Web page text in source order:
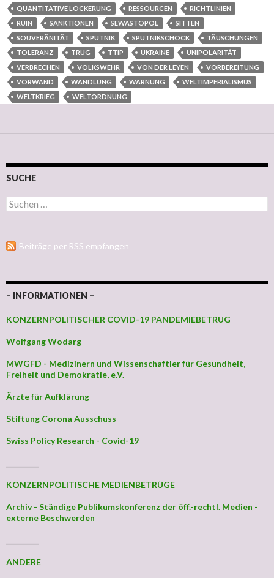
QUANTITATIVE LOCKERUNG
RESSOURCEN
RICHTLINIEN
RUIN
SANKTIONEN SEWASTOPOL
SITTEN
SOUVERÄNITÄT
SPUTNIK SPUTNIKSCHOCK
TÄUSCHUNGEN
TOLERANZ
TRUG TTIP UKRAINE
UNIPOLARITÄT
VERBRECHEN
VOLKSWEHR VON DER LEYEN
VORBEREITUNG
VORWAND
WANDLUNG WARNUNG
WELTIMPERIALISMUS
WELTKRIEG
WELTORDNUNG
SUCHE
Suchen nach:
Beiträge per RSS empfangen
– INFORMATIONEN –
KONZERNPOLITISCHER COVID-19 PANDEMIEBETRUG
Wolfgang Wodarg
MWGFD - Medizinern und Wissenschaftler für Gesundheit,
Freiheit und Demokratie, e.V.
Ärzte für Aufklärung
Stiftung Corona Ausschuss
Swiss Policy Research - Covid-19
KONZERNPOLITISCHE MEDIENBETRÜGE
Archiv - Ständige Publikumskonferenz der öff.-rechtl. Medien -
externe Beschwerden
ANDERE